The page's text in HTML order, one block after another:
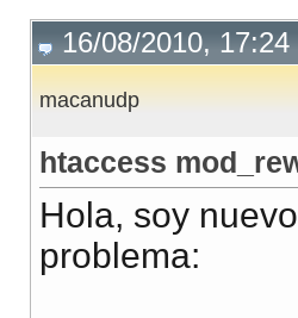
16/08/2010, 17:24
macanudp
htaccess
Hola, soy
problema: